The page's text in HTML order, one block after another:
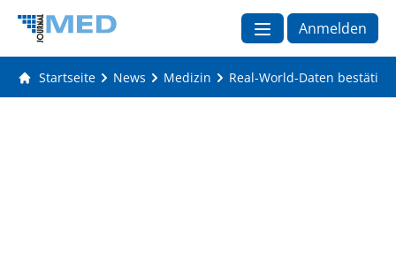
Anmelden
Startseite News Medizin Real-World-Daten